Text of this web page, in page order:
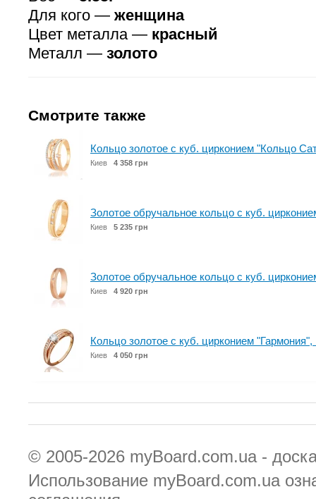
Для кого — женщина
Цвет металла — красный
Металл — золото
Смотрите также
Кольцо золотое с куб. цирконием "Кольцо
Киев 4 358 грн
Золотое обручальное кольцо с куб.
Киев 5 235 грн
Золотое обручальное кольцо с куб.
Киев 4 920 грн
Кольцо золотое с куб. цирконием
Киев 4 050 грн
© 2005-2026 myBoard.com.ua -
Использование myBoard.com.ua